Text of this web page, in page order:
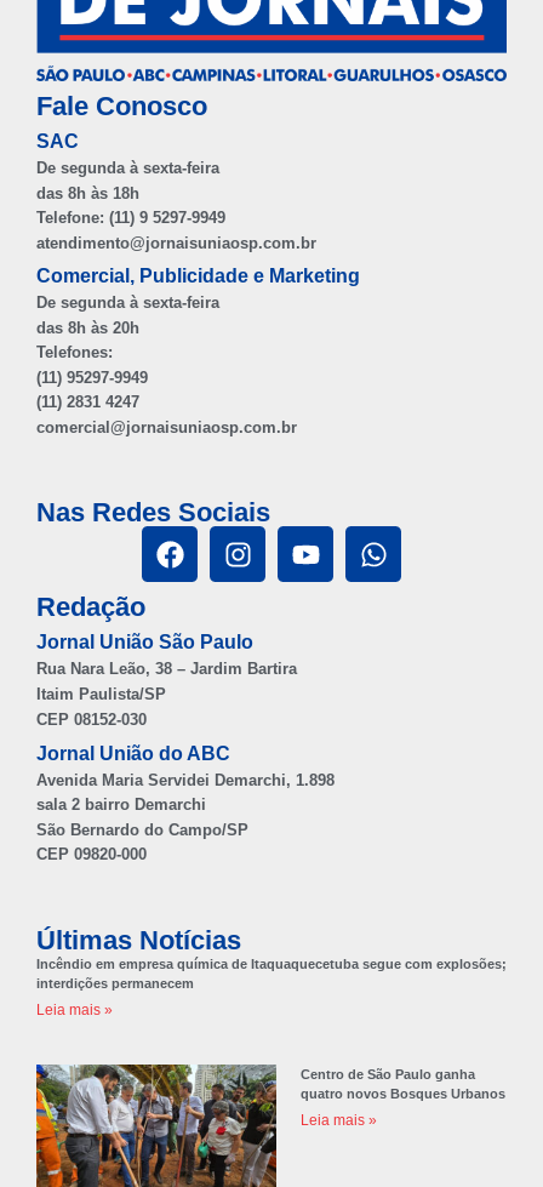
Fale Conosco
SAC
De segunda à sexta-feira
das 8h às 18h
Telefone: (11) 9 5297-9949
atendimento@jornaisuniaosp.com.br
Comercial, Publicidade e Marketing
De segunda à sexta-feira
das 8h às 20h
Telefones:
(11) 95297-9949
(11) 2831 4247
comercial@jornaisuniaosp.com.br
Nas Redes Sociais
Redação
Jornal União São Paulo
Rua Nara Leão, 38 – Jardim Bartira
Itaim Paulista/SP
CEP 08152-030
Jornal União do ABC
Avenida Maria Servidei Demarchi, 1.898
sala 2 bairro Demarchi
São Bernardo do Campo/SP
CEP 09820-000
Últimas Notícias
Incêndio em empresa química de Itaquaquecetuba segue com explosões;
interdições permanecem
Leia mais »
Centro de São Paulo ganha
quatro novos Bosques Urbanos
Leia mais »